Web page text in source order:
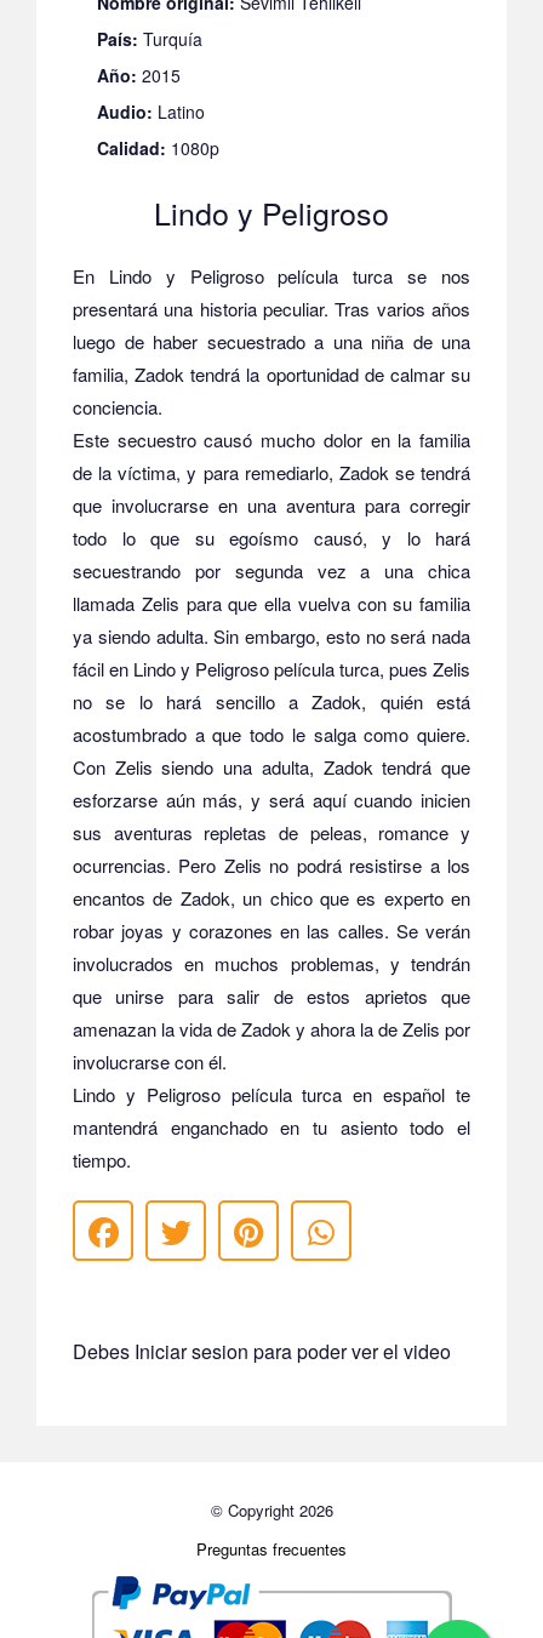
País: Turquía
Año: 2015
Audio: Latino
Calidad: 1080p
Lindo y Peligroso
En Lindo y Peligroso película turca se nos
presentará una historia peculiar. Tras varios años
luego de haber secuestrado a una niña de una
familia, Zadok tendrá la oportunidad de calmar su
conciencia.
Este secuestro causó mucho dolor en la familia
de la víctima, y para remediarlo, Zadok se tendrá
que involucrarse en una aventura para corregir
todo lo que su egoísmo causó, y lo hará
secuestrando por segunda vez a una chica
llamada Zelis para que ella vuelva con su familia
ya siendo adulta. Sin embargo, esto no será nada
fácil en Lindo y Peligroso película turca, pues Zelis
no se lo hará sencillo a Zadok, quién está
acostumbrado a que todo le salga como quiere.
Con Zelis siendo una adulta, Zadok tendrá que
esforzarse aún más, y será aquí cuando inicien
sus aventuras repletas de peleas, romance y
ocurrencias. Pero Zelis no podrá resistirse a los
encantos de Zadok, un chico que es experto en
robar joyas y corazones en las calles. Se verán
involucrados en muchos problemas, y tendrán
que unirse para salir de estos aprietos que
amenazan la vida de Zadok y ahora la de Zelis por
involucrarse con él.
Lindo y Peligroso película turca en español te
mantendrá enganchado en tu asiento todo el
tiempo.
Debes Iniciar sesion para poder ver el video
© Copyright 2026
Preguntas frecuentes